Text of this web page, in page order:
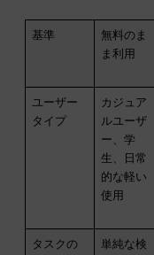
基準
無料のま
ま利用
ユーザー
タイプ
カジュア
ルユーザ
ー、学
生、日常
的な軽い
使用
タスクの
単純な検